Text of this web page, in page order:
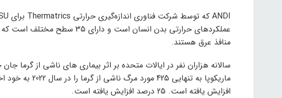
عملکردهای حرارتی بدن انسان است
منافذ عرق هستند.
سالانه هزاران نفر در ایالات متحده بر اثر بیماری های ناشی از گرما
ماریکوپا به
افزایش یافته است. 25 درصد افزایش یافته است.